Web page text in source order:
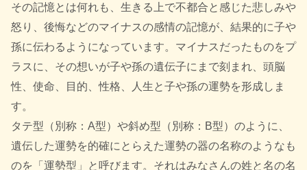
その記憶とは何れも、生きる上で不都合と感じた悲しみや
怒り、後悔などのマイナスの感情の記憶が、結果的に子や
孫に伝わるようになっています。マイナスだったものをプ
ラスに、その想いが子や孫の遺伝子にまで刻まれ、頭脳
性、使命、目的、性格、人生と子や孫の運勢を形成しま
す。
タテ型（別称：A型）や斜め型（別称：B型）のように、
遺伝した運勢を的確にとらえた運勢の器の名称のようなも
のを「運勢型」と呼びます。それはみなさんの姓と名の名